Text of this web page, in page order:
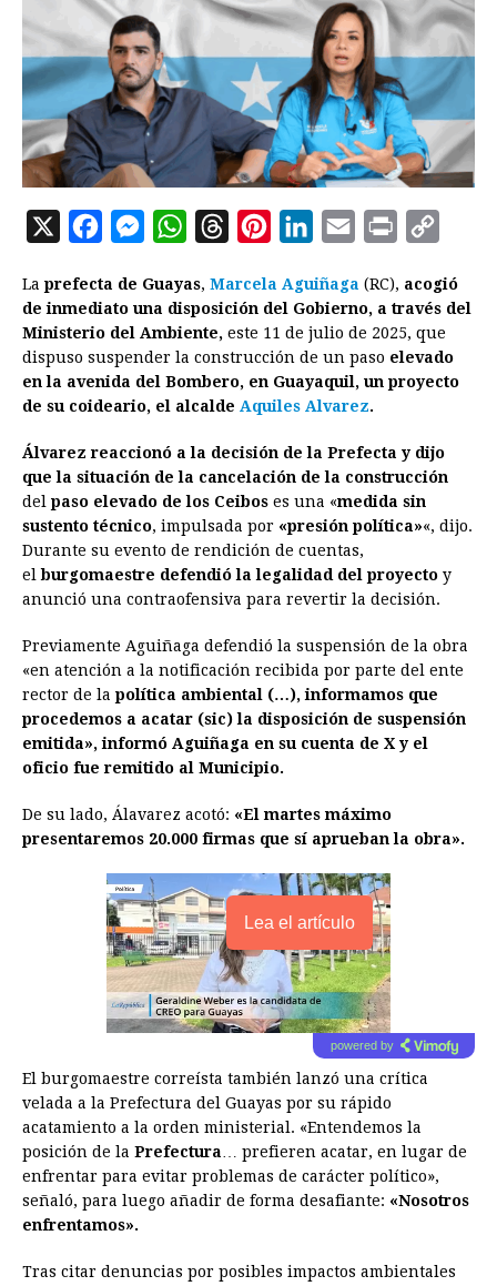
X
c
e
b
o
k
M
s
s
e
n
e
r
W
a
t
s
A
p
r
e
a
d
n
t
e
r
s
n
k
e
d
n
a
i
l
i
n
t
p
y
L
i
k
La prefecta de Guayas, Marcela Aguiñaga (RC), acogió
de inmediato una disposición del Gobierno, a través del
Ministerio del Ambiente, este 11 de julio de 2025, que
dispuso suspender la construcción de un paso elevado
en la avenida del Bombero, en Guayaquil, un proyecto
de su coideario, el alcalde Aquiles Alvarez.
Álvarez reaccionó a la decisión de la Prefecta y dijo
que la situación de la cancelación de la construcción
del paso elevado de los Ceibos es una «medida sin
sustento técnico, impulsada por «presión política»«, dijo.
Durante su evento de rendición de cuentas,
elburgomaestre defendió la legalidad del proyecto y
anunció una contraofensiva para revertir la decisión.
Previamente Aguiñaga defendió la suspensión de la obra
«en atención a la notificación recibida por parte del ente
rector de la política ambiental (…), informamos que
procedemos a acatar (sic) la disposición de suspensión
emitida», informó Aguiñaga en su cuenta de X y el
oficio fue remitido al Municipio.
De su lado, Álavarez acotó: «El martes máximo
presentaremos 20.000 firmas que sí aprueban la obra».
Lea el artículo
powered by
El burgomaestre correísta también lanzó una crítica
velada a la Prefectura del Guayas por su rápido
acatamiento a la orden ministerial. «Entendemos la
posición de la Prefectura… prefieren acatar, en lugar de
enfrentar para evitar problemas de carácter político»,
señaló, para luego añadir de forma desafiante: «Nosotros
enfrentamos».
Tras citar denuncias por posibles impactos ambientales